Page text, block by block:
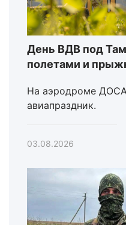
День ВДВ под
полетами и
На аэродроме
авиапраздник.
03.08.2026